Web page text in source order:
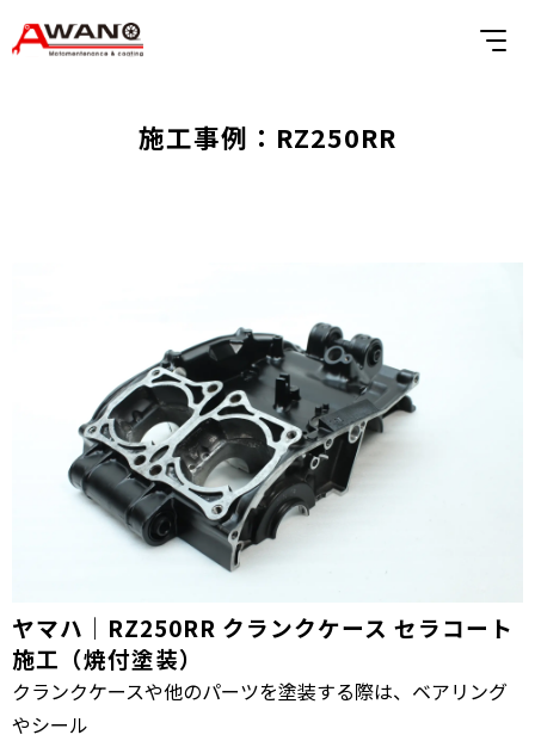
施工事例：RZ250RR
ヤマハ｜RZ250RR クランクケース セラコート
施工（焼付塗装）
クランクケースや他のパーツを塗装する際は、ベアリング
やシール